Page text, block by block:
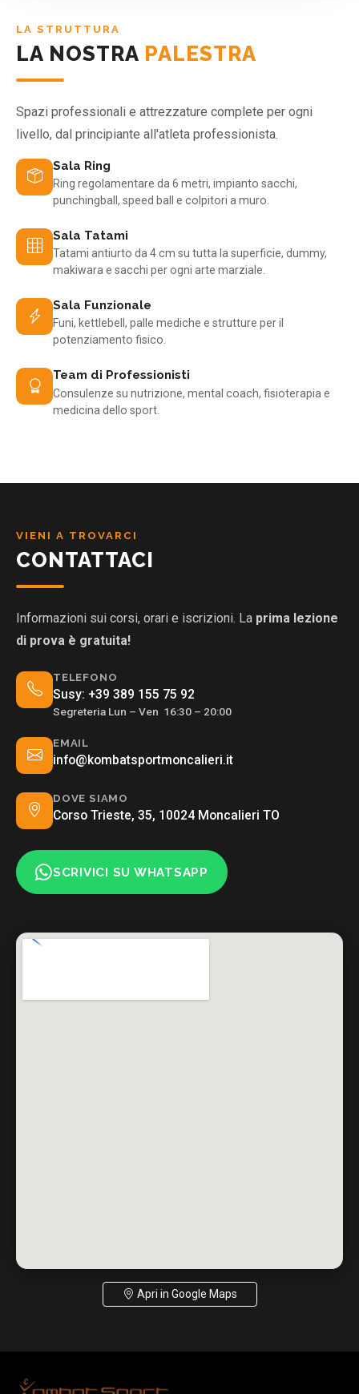
LA STRUTTURA
LA NOSTRA PALESTRA
Spazi professionali e attrezzature complete per ogni
livello, dal principiante all'atleta professionista.
Sala Ring
Ring regolamentare da 6 metri, impianto sacchi,
punchingball, speed ball e colpitori a muro.
Sala Tatami
Tatami antiurto da 4 cm su tutta la superficie, dummy,
makiwara e sacchi per ogni arte marziale.
Sala Funzionale
Funi, kettlebell, palle mediche e strutture per il
potenziamento fisico.
Team di Professionisti
Consulenze su nutrizione, mental coach, fisioterapia e
medicina dello sport.
VIENI A TROVARCI
CONTATTACI
Informazioni sui corsi, orari e iscrizioni. La prima lezione
di prova è gratuita!
TELEFONO
Susy: +39 389 155 75 92
Segreteria Lun – Ven 16:30 – 20:00
EMAIL
info@kombatsportmoncalieri.it
DOVE SIAMO
Corso Trieste, 35, 10024 Moncalieri TO
SCRIVICI SU WHATSAPP
Apri in Google Maps